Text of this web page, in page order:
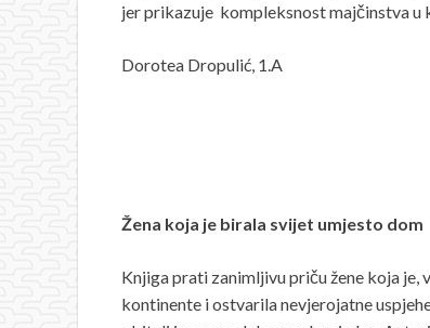
jer prikazuje kompleksnost majčinstva
Dorotea Dropulić, 1.A
Žena koja je birala svijet umjesto dom
Knjiga prati zanimljivu priču žene koja
kontinente i ostvarila nevjerojatne